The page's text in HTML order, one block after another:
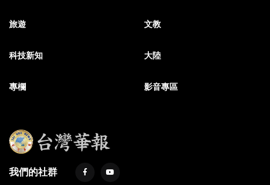
旅遊 文教
科技新知 大陸
專欄 影音專區
我們的社群